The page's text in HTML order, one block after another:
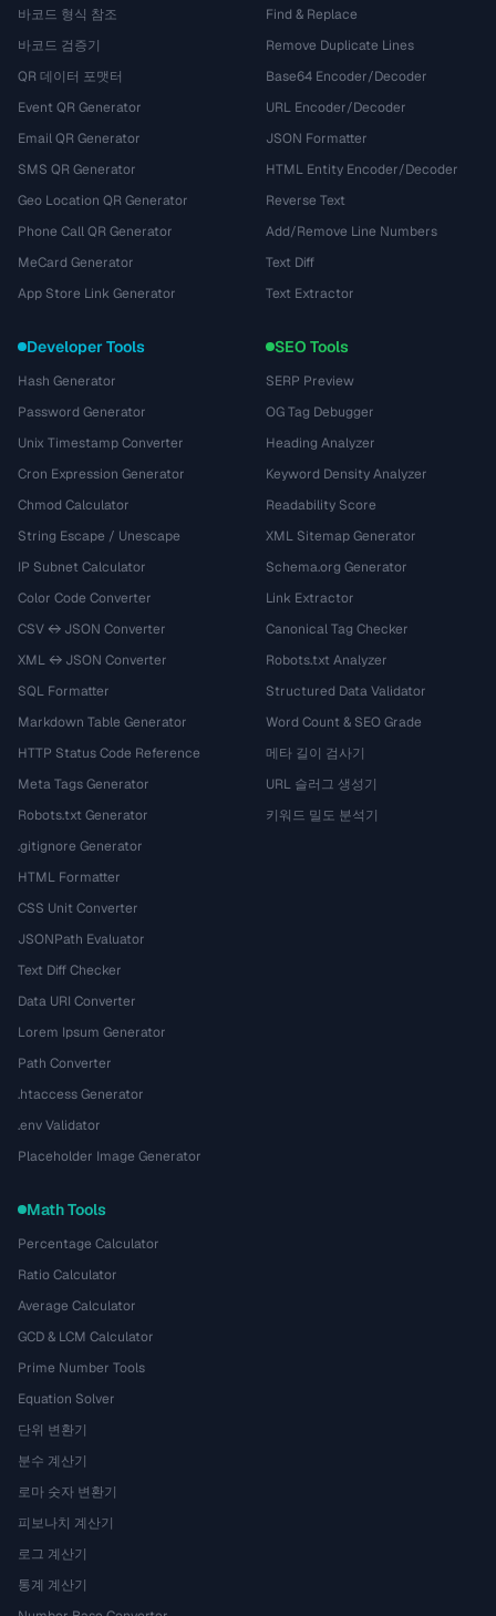
바코드 형식 참조
바코드 검증기
QR 데이터 포맷터
Event QR Generator
Email QR Generator
SMS QR Generator
Geo Location QR Generator
Phone Call QR Generator
MeCard Generator
App Store Link Generator
Find & Replace
Remove Duplicate Lines
Base64 Encoder/Decoder
URL Encoder/Decoder
JSON Formatter
HTML Entity Encoder/Decoder
Reverse Text
Add/Remove Line Numbers
Text Diff
Text Extractor
Developer Tools
Hash Generator
Password Generator
Unix Timestamp Converter
Cron Expression Generator
Chmod Calculator
String Escape / Unescape
IP Subnet Calculator
Color Code Converter
CSV ↔ JSON Converter
XML ↔ JSON Converter
SQL Formatter
Markdown Table Generator
HTTP Status Code Reference
Meta Tags Generator
Robots.txt Generator
.gitignore Generator
HTML Formatter
CSS Unit Converter
JSONPath Evaluator
Text Diff Checker
Data URI Converter
Lorem Ipsum Generator
Path Converter
.htaccess Generator
.env Validator
Placeholder Image Generator
SEO Tools
SERP Preview
OG Tag Debugger
Heading Analyzer
Keyword Density Analyzer
Readability Score
XML Sitemap Generator
Schema.org Generator
Link Extractor
Canonical Tag Checker
Robots.txt Analyzer
Structured Data Validator
Word Count & SEO Grade
메타 길이 검사기
URL 슬러그 생성기
키워드 밀도 분석기
Math Tools
Percentage Calculator
Ratio Calculator
Average Calculator
GCD & LCM Calculator
Prime Number Tools
Equation Solver
단위 변환기
분수 계산기
로마 숫자 변환기
피보나치 계산기
로그 계산기
통계 계산기